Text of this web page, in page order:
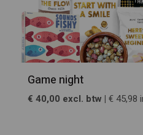
Game night
€ 40,00 excl. btw | € 45,98